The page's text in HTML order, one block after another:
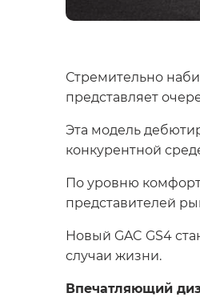
Стремительно
представляет
Эта модель
конкурентной
По уровню
представителей
Новый GAC GS4
случаи жизни.
Впечатляющий